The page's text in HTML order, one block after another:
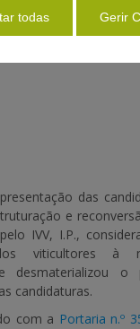
VITIS -
das
e
IVV, I.P.,
viticultores à
desmaterializou o
candidaturas.
com a Portaria n.º
todas Gerir